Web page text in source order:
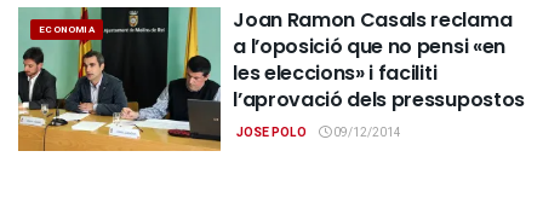
ECONOMIA
Joan Ramon Casals reclama
a l’oposició que no pensi «en
les eleccions» i faciliti
l’aprovació dels pressupostos
JOSE POLO 09/12/2014